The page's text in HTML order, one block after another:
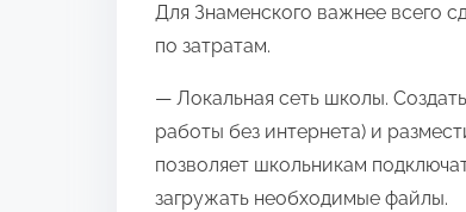
Для Знаменского важнее всего
по затратам.
— Локальная сеть школы.
работы без интернета) и
позволяет школьникам
загружать необходимые файлы.